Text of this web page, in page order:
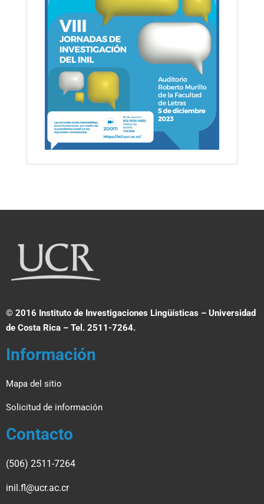
© 2016 Instituto de Investigaciones Lingüísticas – Universidad
de Costa Rica – Tel. 2511-7264.
Información
Mapa del sitio
Solicitud de información
Contacto
(506) 2511-7264
inil.fl@ucr.ac.cr